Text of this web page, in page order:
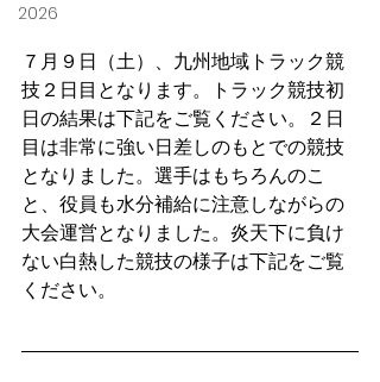
2026
７月９日（土）、九州地域トラック競
技２日目となります。トラック競技初
日の結果は下記をご覧ください。２日
目は非常に強い日差しのもとでの競技
となりました。選手はもちろんのこ
と、役員も水分補給に注意しながらの
大会運営となりました。炎天下に負け
ない白熱した競技の様子は下記をご覧
ください。